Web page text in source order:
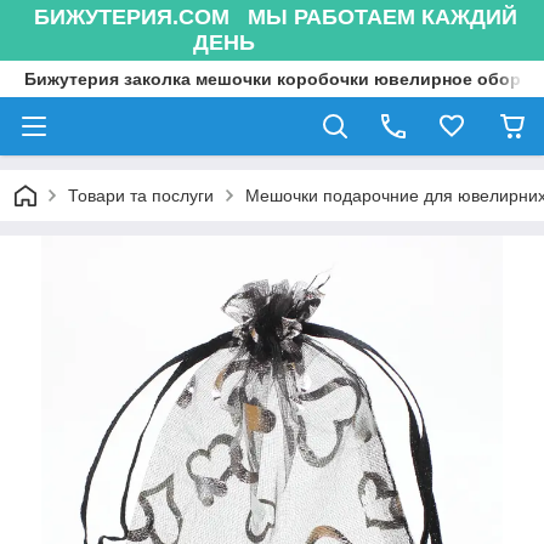
БИЖУТЕРИЯ.COM МЫ РАБОТАЕМ КАЖДИЙ
ДЕНЬ
Бижутерия заколка мешочки коробочки ювелирное
Товари та послуги Мешочки подарочние для